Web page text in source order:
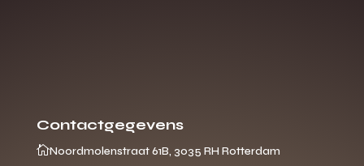
Contactgegevens
Noordmolenstraat 61B, 3035 RH Rotterdam